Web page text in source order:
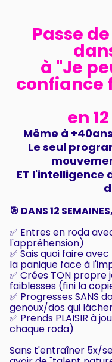
Passe
à "Je
confiance
en
Même à
Le seul
ET l'intelligence
🎯 DANS 12
✅ Entres en roda
l'appréhension)
✅ Sais quoi faire
la panique face à
✅ Crées TON
faiblesses (fini la
✅ Progresses SANS
genoux/dos qui
✅ Prends PLAISIR à
chaque roda)
Sans t'entraîner 5x/